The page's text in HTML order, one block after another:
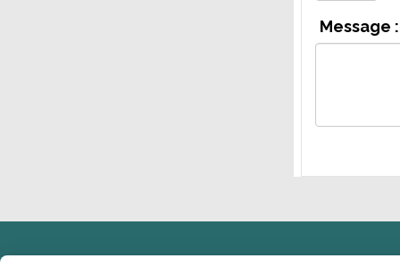
Message :